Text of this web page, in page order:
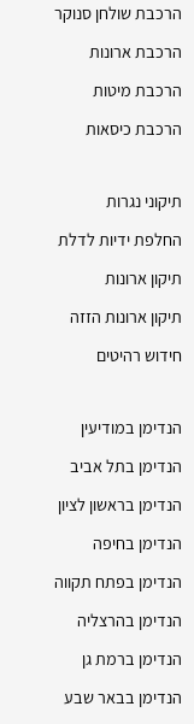
הרכבת שולחן סנוקר
הרכבת ארונות
הרכבת מיטות
הרכבת כיסאות
תיקוני נגרות
החלפת ידיות לדלת
תיקון ארונות
תיקון ארונות הזזה
חידוש רהיטים
הנדימן במודיעין
הנדימן בתל אביב
הנדימן בראשון לציון
הנדימן בחיפה
הנדימן בפתח תקווה
הנדימן בהרצליה
הנדימן ברמת גן
הנדימן בבאר שבע